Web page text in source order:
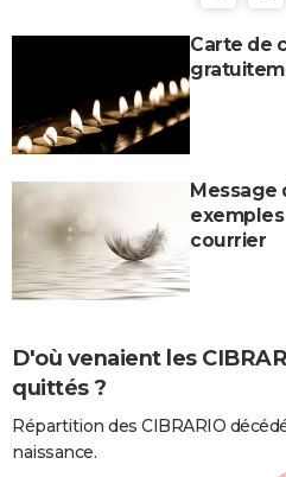
Carte de
Message
courrier
D'où venaient les
quittés ?
Répartition des CIBRARIO
naissance.